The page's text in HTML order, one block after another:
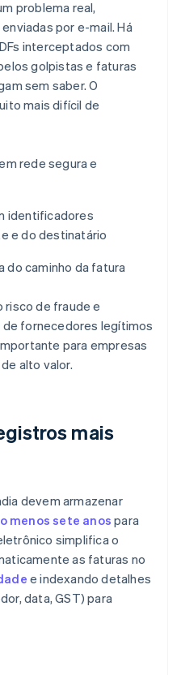
problema real,
por e-mail. Há
interceptados com
golpistas e faturas
sem saber. O
mais difícil de
rede segura e
identificadores
e do destinatário
do caminho da fatura
risco de fraude e
fornecedores legítimos
para empresas
alto valor.
mais
devem armazenar
menos sete anos para
simplifica o
as faturas no
e indexando detalhes
data, GST) para